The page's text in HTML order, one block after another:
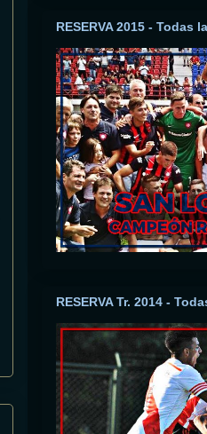
RESERVA 2015 - Todas
RESERVA Tr. 2014 -